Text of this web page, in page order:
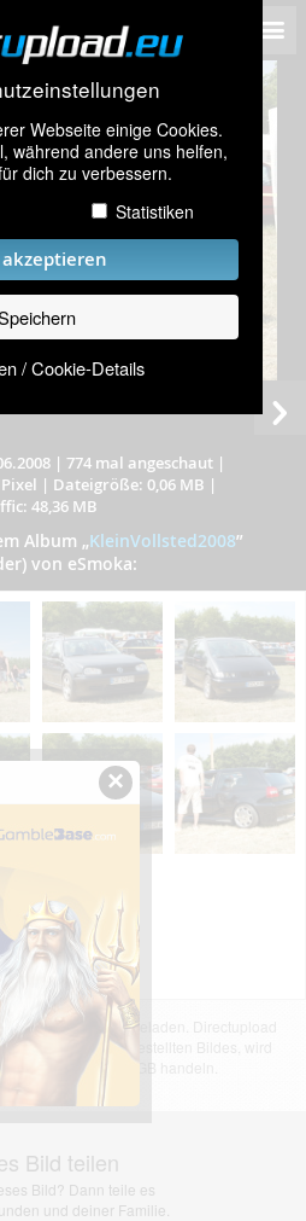
Webseite einige Cookies.
während andere uns helfen,
dich zu verbessern.
Statistiken
/ Cookie-Details
| 774 mal angeschaut |
| Dateigröße: 0,06 MB |
48,36 MB
Album „KleinVollsted2008”
von eSmoka:
Nutzer hochgeladen. Directupload
den Inhalt des dargestellten Bildes, wird
§2(3) unserer AGB handeln.
Bild teilen
Bild? Dann teile es
und deiner Familie.
×